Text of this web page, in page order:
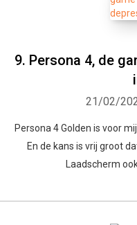
9. Persona 4, de
21/02/
Persona 4 Golden is voor
En de kans is vrij groot
Laadscherm